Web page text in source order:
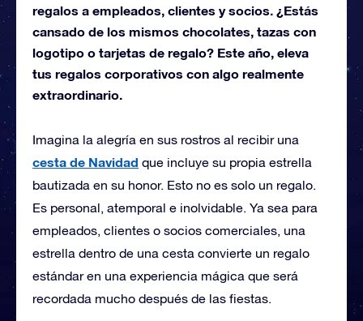
regalos a empleados, clientes y socios. ¿Estás
cansado de los mismos chocolates, tazas con
logotipo o tarjetas de regalo? Este año, eleva
tus regalos corporativos con algo realmente
extraordinario.
Imagina la alegría en sus rostros al recibir una
cesta de Navidad que incluye su propia estrella
bautizada en su honor. Esto no es solo un regalo.
Es personal, atemporal e inolvidable. Ya sea para
empleados, clientes o socios comerciales, una
estrella dentro de una cesta convierte un regalo
estándar en una experiencia mágica que será
recordada mucho después de las fiestas.